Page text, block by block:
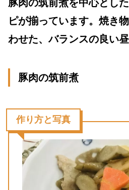
豚肉の筑前煮を中心とし
ピが揃っています。焼き
わせた、バランスの良い昼
豚肉の筑前煮
作り方と写真